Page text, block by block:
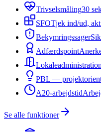
Trivselsmåling30
SFOTjek ind/ud,
Bekymringssager
Adfærdspoint
Lokaleadministration
PBL —
A20-arbejdstid
Se alle funktioner